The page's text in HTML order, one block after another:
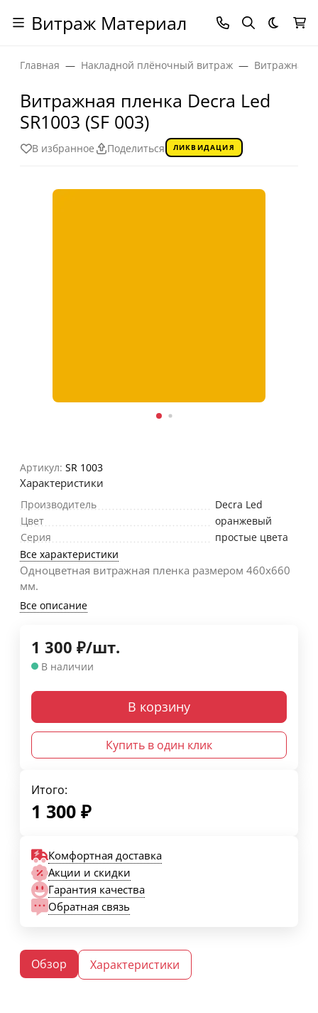
Витраж Материал Темная
Главная Накладной плёночный витраж Витражная
Витражная пленка Decra Led
SR1003 (SF 003)
В избранное Поделиться ЛИКВИДАЦИЯ
Артикул: SR 1003
Характеристики
Производитель
Decra Led
Цвет
оранжевый
Серия
простые цвета
Все характеристики
Одноцветная витражная пленка размером 460х660
мм.
Все описание
1 300 ₽/шт.
В наличии
В корзину
Купить в один клик
Итого:
1 300 ₽
Комфортная доставка
Акции и скидки
Гарантия качества
Обратная связь
Обзор Характеристики